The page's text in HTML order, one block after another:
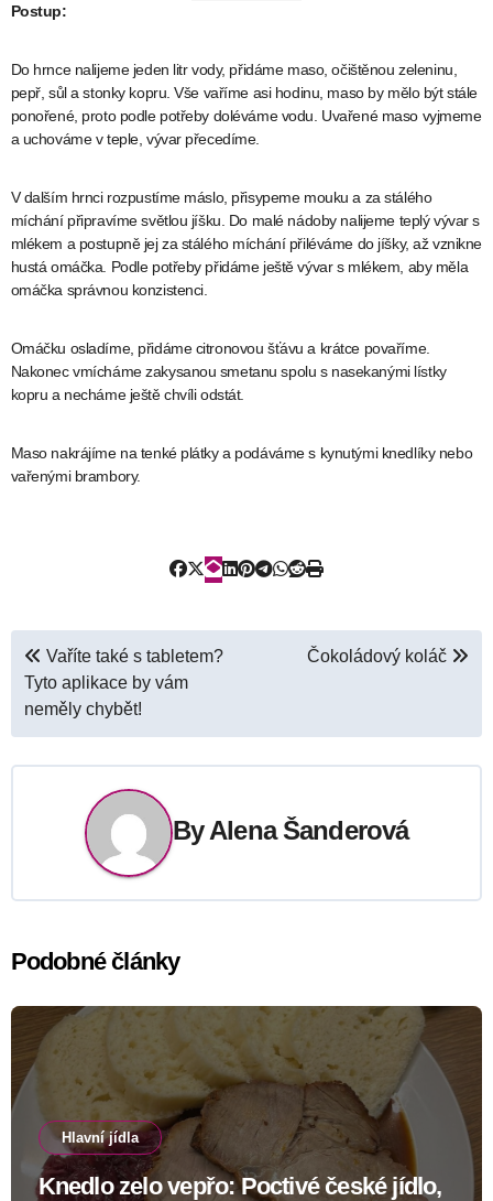
Postup:
Do hrnce nalijeme jeden litr vody, přidáme maso, očištěnou zeleninu,
pepř, sůl a stonky kopru. Vše vaříme asi hodinu, maso by mělo být stále
ponořené, proto podle potřeby doléváme vodu. Uvařené maso vyjmeme
a uchováme v teple, vývar přecedíme.
V dalším hrnci rozpustíme máslo, přisypeme mouku a za stálého
míchání připravíme světlou jíšku. Do malé nádoby nalijeme teplý vývar s
mlékem a postupně jej za stálého míchání přiléváme do jíšky, až vznikne
hustá omáčka. Podle potřeby přidáme ještě vývar s mlékem, aby měla
omáčka správnou konzistenci.
Omáčku osladíme, přidáme citronovou šťávu a krátce povaříme.
Nakonec vmícháme zakysanou smetanu spolu s nasekanými lístky
kopru a necháme ještě chvíli odstát.
Maso nakrájíme na tenké plátky a podáváme s kynutými knedlíky nebo
vařenými brambory.
Navigace
pro
příspěvek
Vaříte také s tabletem?
Tyto aplikace by vám
neměly chybět!
Čokoládový koláč
ByAlena Šanderová
Podobné články
Hlavní jídla
Knedlo zelo vepřo: Poctivé české jídlo,